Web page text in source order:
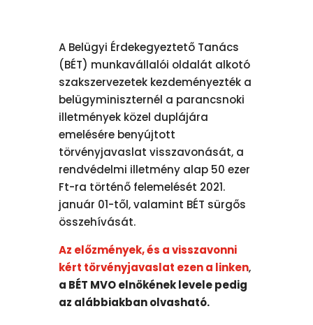
A Belügyi Érdekegyeztető Tanács
(BÉT) munkavállalói oldalát alkotó
szakszervezetek kezdeményezték a
belügyminiszternél a parancsnoki
illetmények közel duplájára
emelésére benyújtott
törvényjavaslat visszavonását, a
rendvédelmi illetmény alap 50 ezer
Ft-ra történő felemelését 2021.
január 01-től, valamint BÉT sürgős
összehívását.
Az előzmények, és a visszavonni
kért törvényjavaslat ezen a linken,
a BÉT MVO elnökének levele pedig
az alábbiakban olvasható.